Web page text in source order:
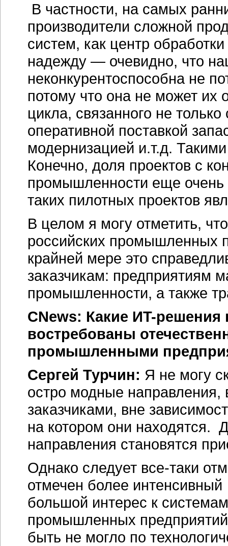
В частности, на самых
производители сложной
систем, как центр
надежду — очевидно, что
неконкурентоспособна не
потому что она не может их
цикла, связанного не
оперативной поставкой
модернизацией и.т.д.
Конечно, доля проектов с
промышленности еще
таких пилотных проектов
В целом я могу отметить,
российских промышленных
крайней мере это
заказчикам: предприятиям
промышленности, а также
СNews: Какие ИT-решения
востребованы
промышленными
Сергей Турчин: Я не могу
остро модные
заказчиками, вне
на котором они находятся.
направления становятся
Однако следует все-таки
отмечен более
большой интерес к
промышленных
быть не могло по